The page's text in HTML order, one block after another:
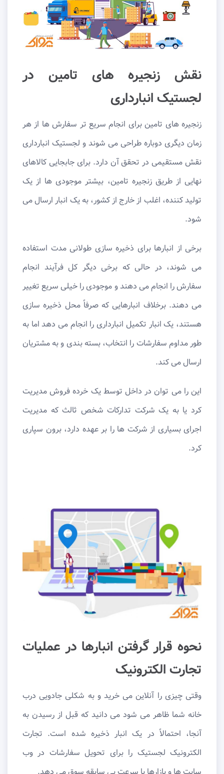
نقش زنجیره های تامین در
لجستیک انبارداری
زنجیره‌ های تامین برای انجام سریع ‌تر سفارش ‌ها از هر
زمان دیگری دوباره طراحی می ‌شوند و لجستیک انبارداری
نقش مستقیمی در تحقق آن دارد. برای جابجایی کالاهای
نهایی از طریق زنجیره تامین، بیشتر موجودی ها از یک
تولید کننده، اغلب از خارج از کشور، به یک انبار ارسال می
شود.
برخی از انبارها برای ذخیره ‌سازی طولانی ‌مدت استفاده
می ‌شوند، در حالی که برخی دیگر کل فرآیند انجام
سفارش را انجام می ‌دهند و موجودی را خیلی سریع تغییر
می‌ دهند. برخلاف انبارهایی که صرفاً محل ذخیره سازی
هستند، یک انبار تکمیل انبارداری را انجام می دهد اما به
طور مداوم سفارشات را انتخاب، بسته بندی و به مشتریان
ارسال می کند.
این را می توان در داخل توسط یک خرده فروش مدیریت
کرد یا به یک شرکت تدارکات شخص ثالث که مدیریت
اجرای بسیاری از شرکت ها را بر عهده دارد، برون سپاری
کرد.
نحوه قرار گرفتن انبارها در عملیات
تجارت الکترونیک
وقتی چیزی را آنلاین می‌ خرید و به شکلی جادویی درب
خانه شما ظاهر می ‌شود می دانید که قبل از رسیدن به
آنجا، احتمالاً در یک انبار ذخیره شده است. تجارت
الکترونیک لجستیک را برای تحویل سفارشات در وب